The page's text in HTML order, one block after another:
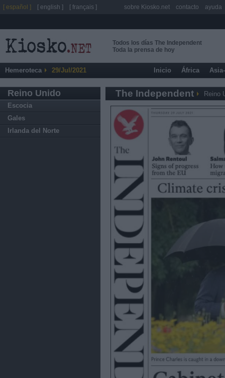
Todos los días The Independent
Toda la prensa de hoy
Hemeroteca 29/Jul/2021 Inicio África
Reino Unido
Escocia
Gales
Irlanda del Norte
The Independent Reino
[ español ] [ english ] [ français ] sobre Kiosko.net contacto ayuda